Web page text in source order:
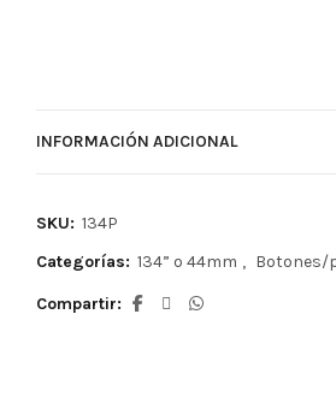
INFORMACIÓN ADICIONAL
SKU: 134P
Categorías: 134” o 44mm , Botones/
Compartir